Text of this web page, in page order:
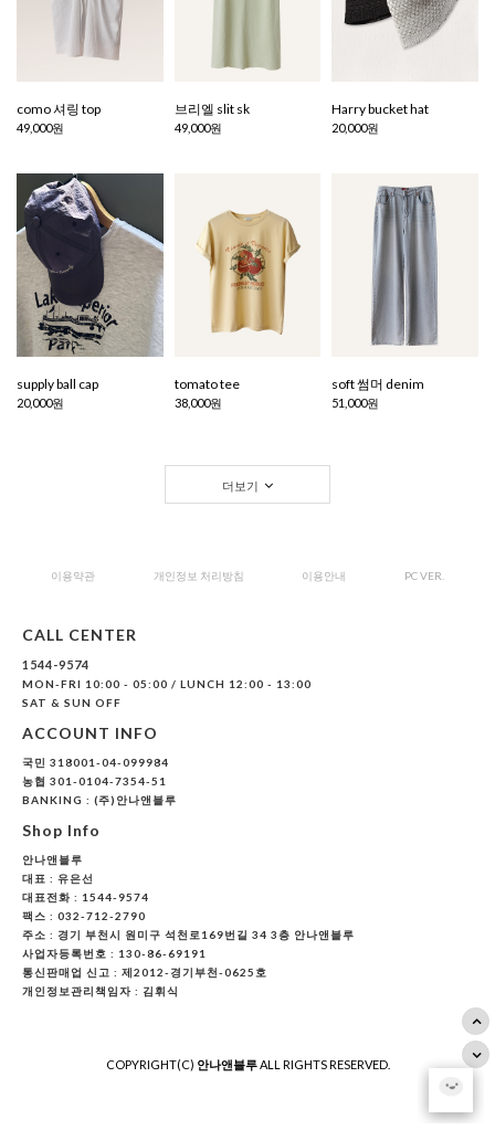
como 셔링 top
49,000원
브리엘 slit sk
49,000원
Harry bucket hat
20,000원
supply ball cap
20,000원
tomato tee
38,000원
soft 썸머 denim
51,000원
더보기
이용약관 개인정보 처리방침 이용안내 PC VER.
CALL CENTER
1544-9574
MON-FRI 10:00 - 05:00 / LUNCH 12:00 - 13:00
SAT & SUN OFF
ACCOUNT INFO
국민 318001-04-099984
농협 301-0104-7354-51
BANKING : (주)안나앤블루
Shop Info
안나앤블루
대표 : 유은선
대표전화 : 1544-9574
팩스 : 032-712-2790
주소 : 경기 부천시 원미구 석천로169번길 34 3층 안나앤블루
사업자등록번호 : 130-86-69191
통신판매업 신고 : 제2012-경기부천-0625호
개인정보관리책임자 : 김휘식
COPYRIGHT(C) 안나앤블루ALL RIGHTS RESERVED.